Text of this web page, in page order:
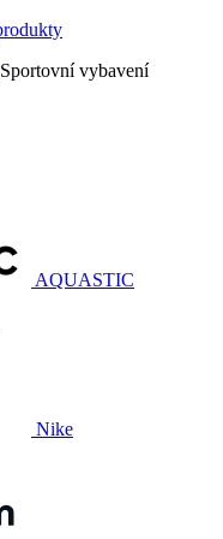
Sportovní vybavení
AQUASTIC
Nike